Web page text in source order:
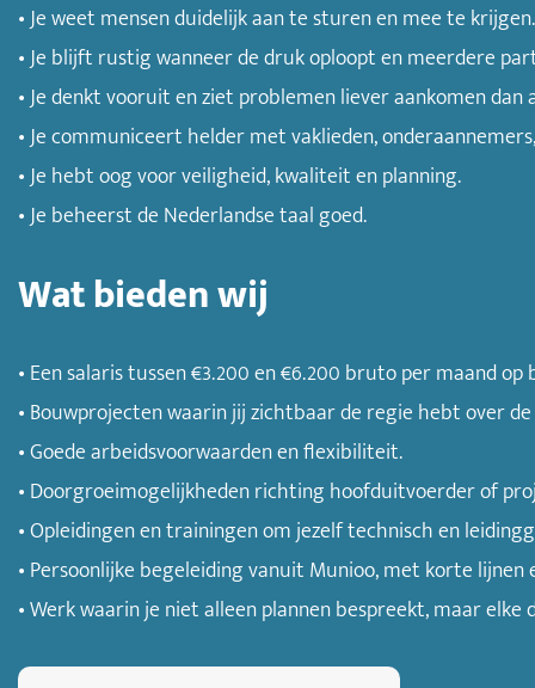
• Je weet mensen duidelijk aan te sturen en mee te krijgen.
• Je blijft rustig wanneer de druk oploopt en meerdere
• Je denkt vooruit en ziet problemen liever aankomen dan
• Je communiceert helder met vaklieden,
• Je hebt oog voor veiligheid, kwaliteit en planning.
• Je beheerst de Nederlandse taal goed.
Wat bieden wij
• Een salaris tussen €3.200 en €6.200 bruto per maand
• Bouwprojecten waarin jij zichtbaar de regie hebt over
• Goede arbeidsvoorwaarden en flexibiliteit.
• Doorgroeimogelijkheden richting hoofduitvoerder of
• Opleidingen en trainingen om jezelf technisch en
• Persoonlijke begeleiding vanuit Munioo, met korte lijnen
• Werk waarin je niet alleen plannen bespreekt, maar